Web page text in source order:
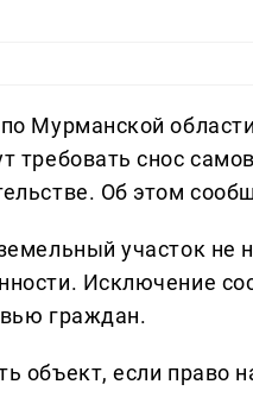
Мурманской
требовать снос
Об этом
участок не
Исключение
граждан.
объект, если право